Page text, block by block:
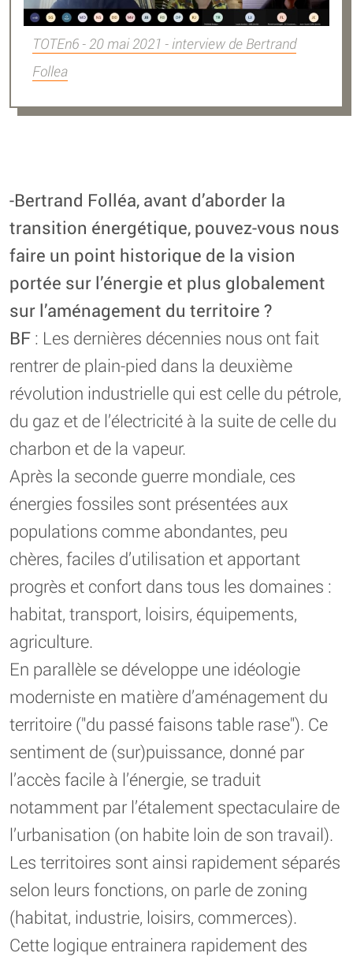
TOTEn6 - 20 mai 2021 - interview de Bertrand
Follea
-Bertrand Folléa, avant d’aborder la
transition énergétique, pouvez-vous nous
faire un point historique de la vision
portée sur l’énergie et plus globalement
sur l’aménagement du territoire ?
BF : Les dernières décennies nous ont fait
rentrer de plain-pied dans la deuxième
révolution industrielle qui est celle du pétrole,
du gaz et de l’électricité à la suite de celle du
charbon et de la vapeur.
Après la seconde guerre mondiale, ces
énergies fossiles sont présentées aux
populations comme abondantes, peu
chères, faciles d’utilisation et apportant
progrès et confort dans tous les domaines :
habitat, transport, loisirs, équipements,
agriculture.
En parallèle se développe une idéologie
moderniste en matière d’aménagement du
territoire ("du passé faisons table rase"). Ce
sentiment de (sur)puissance, donné par
l’accès facile à l’énergie, se traduit
notamment par l’étalement spectaculaire de
l’urbanisation (on habite loin de son travail).
Les territoires sont ainsi rapidement séparés
selon leurs fonctions, on parle de zoning
(habitat, industrie, loisirs, commerces).
Cette logique entrainera rapidement des